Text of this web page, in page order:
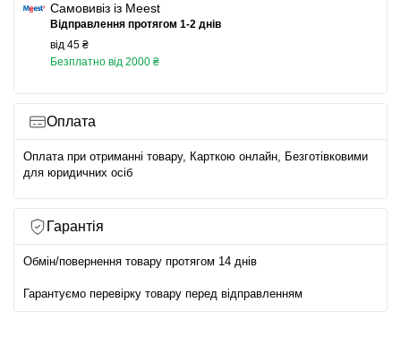
Самовивіз із Meest
Відправлення протягом 1-2 днів
від 45 ₴
Безплатно від 2000 ₴
Оплата
Оплата при отриманні товару, Карткою онлайн, Безготівковими
для юридичних осіб
Гарантія
Обмін/повернення товару протягом 14 днів
Гарантуємо перевірку товару перед відправленням